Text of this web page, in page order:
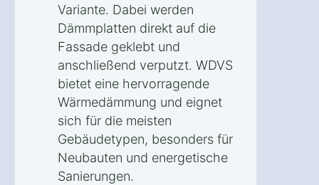
Variante. Dabei werden
Dämmplatten direkt auf die
Fassade geklebt und
anschließend verputzt. WDVS
bietet eine hervorragende
Wärmedämmung und eignet
sich für die meisten
Gebäudetypen, besonders für
Neubauten und energetische
Sanierungen.